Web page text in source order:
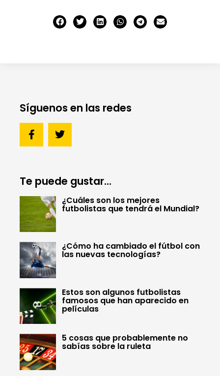
Síguenos en las redes
Te puede gustar...
¿Cuáles son los mejores
futbolistas que tendrá el Mundial?
¿Cómo ha cambiado el fútbol con
las nuevas tecnologías?
Estos son algunos futbolistas
famosos que han aparecido en
películas
5 cosas que probablemente no
sabías sobre la ruleta